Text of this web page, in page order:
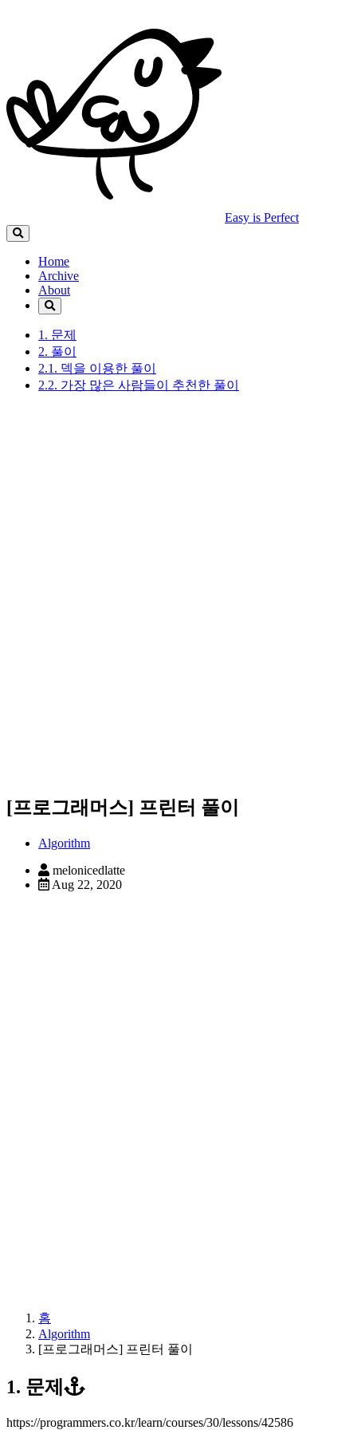
Easy is Perfect
Home
Archive
About
1. 문제
2. 풀이
2.1. 덱을 이용한 풀이
2.2. 가장 많은 사람들이 추천한 풀이
[프로그래머스] 프린터 풀이
Algorithm
melonicedlatte
Aug 22, 2020
홈
Algorithm
[프로그래머스] 프린터 풀이
1. 문제
https://programmers.co.kr/learn/courses/30/lessons/42586